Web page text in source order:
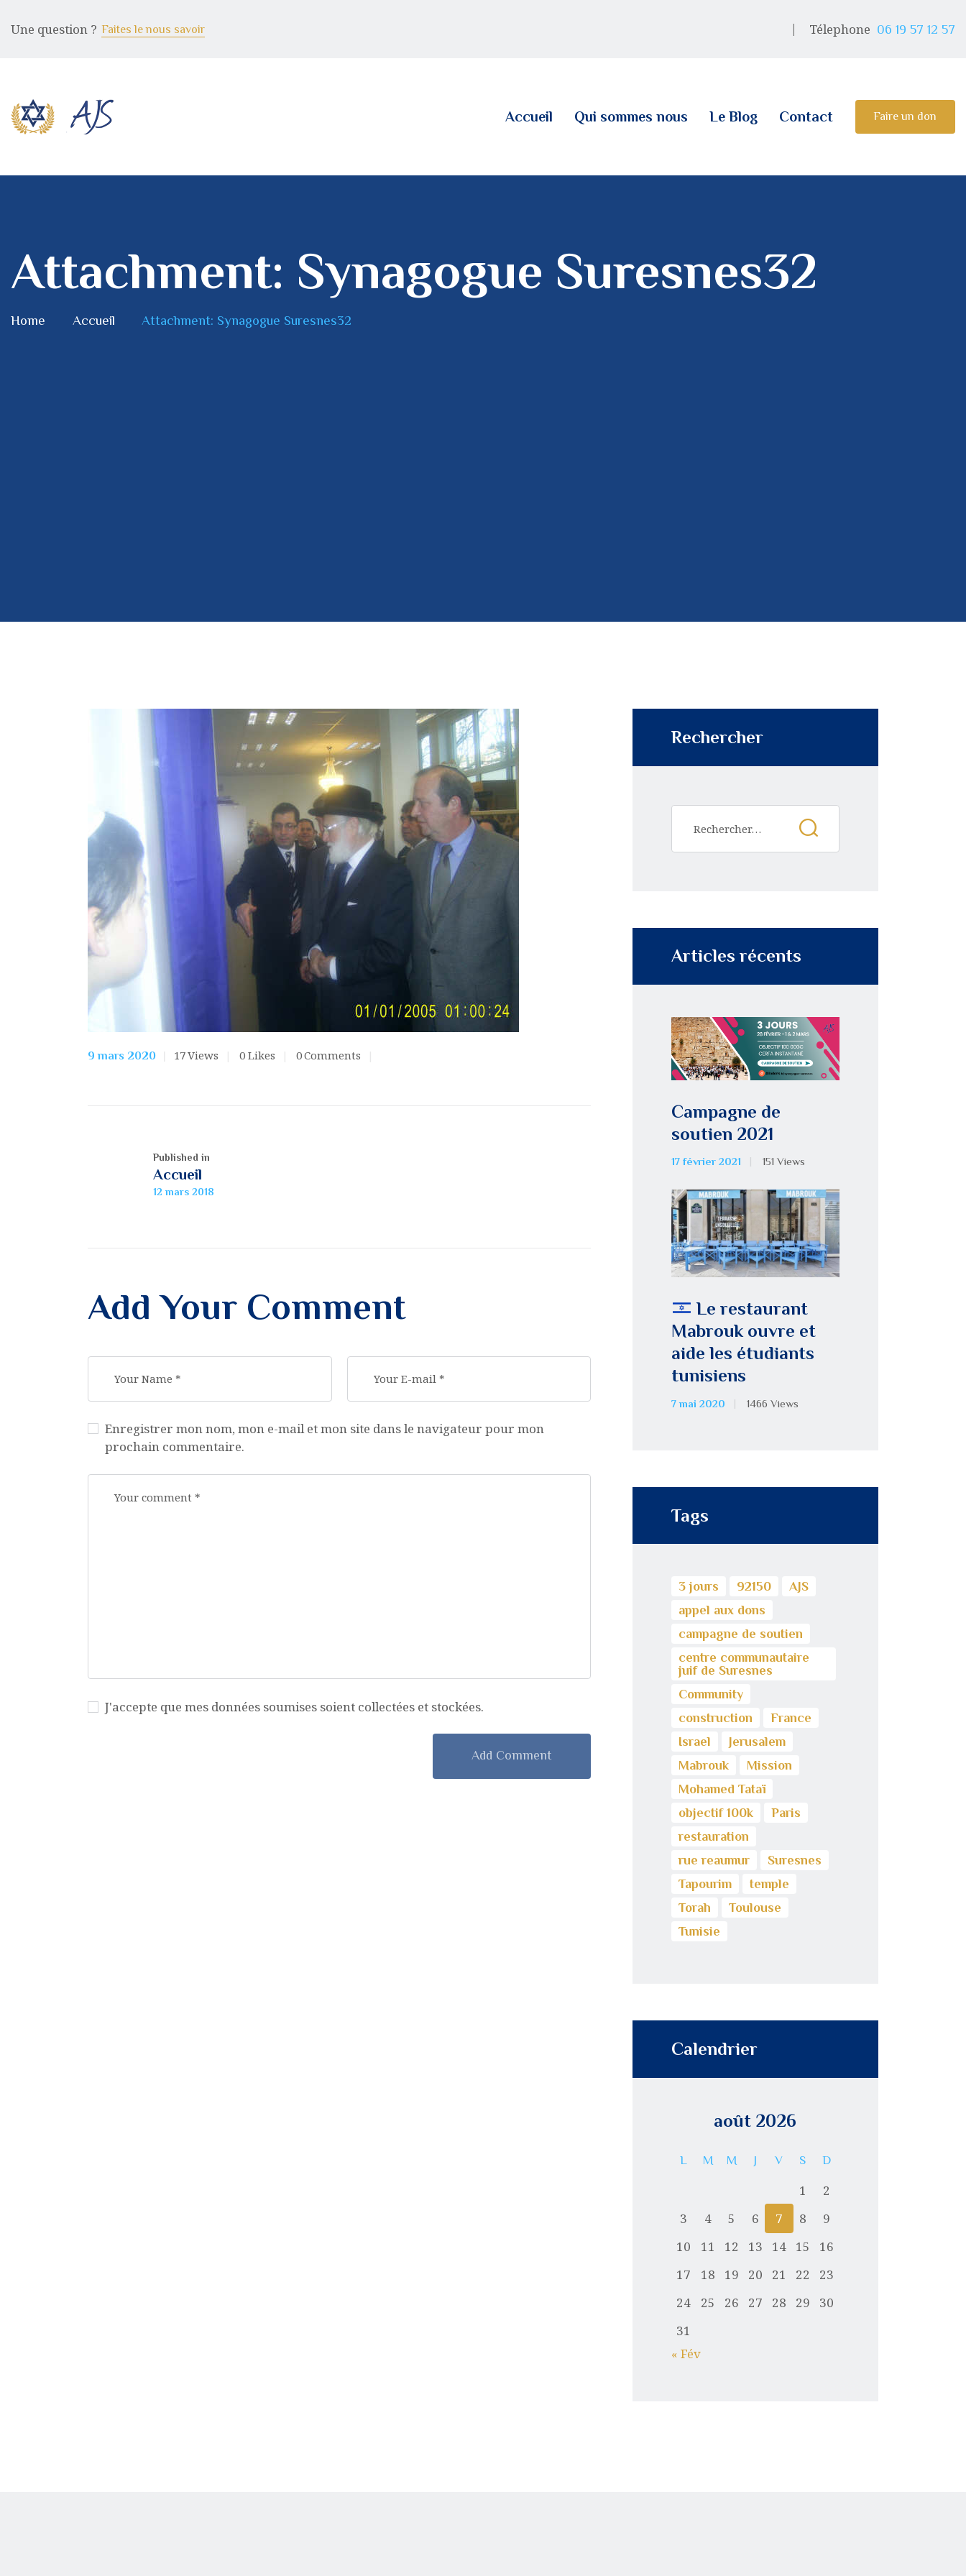
Une question ? Faites le nous savoir Télephone 06 19 57 12 57
Accueil Qui sommes nous Le Blog Contact Faire un don
Attachment: Synagogue Suresnes32
Home Accueil Attachment: Synagogue Suresnes32
9 mars 2020 17Views 0 Likes 0Comments
Published in
Accueil
12 mars 2018
Add Your Comment
Enregistrer mon nom, mon e-mail et mon site dans le navigateur pour mon
prochain commentaire.
J'accepte que mes données soumises soient collectées et stockées.
Rechercher
Articles récents
Campagne de
soutien 2021
17 février 2021 151 Views
Le restaurant
Mabrouk ouvre et
aide les étudiants
tunisiens
7 mai 2020 1466 Views
Tags
3 jours 92150
AJS
appel aux dons
campagne de soutien
centre communautaire
juif de Suresnes
Community
construction
France
Israel
Jerusalem
Mabrouk
Mission
Mohamed Tataï
objectif 100k
Paris
restauration
rue reaumur
Suresnes
Tapourim
temple
Torah
Toulouse
Tunisie
Calendrier
août 2026
L M M J V S D
1
2
3
4 5 6 7 8
9
10
11 12 13 14 15
16
17
18 19 20 21 22
23
24
25 26 27 28 29
30
31
« Fév